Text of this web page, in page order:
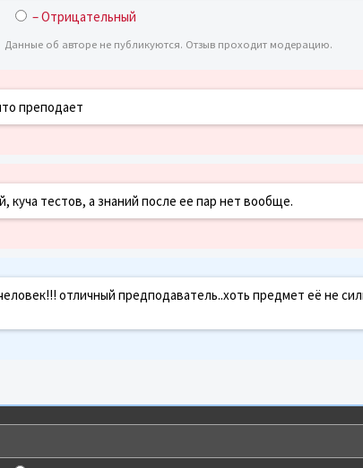
– Отрицательный
Данные об авторе не публикуются. Отзыв проходит модерацию.
преподает
куча тестов, а знаний после ее пар нет вообще.
отличный предподаватель..хоть предмет её не